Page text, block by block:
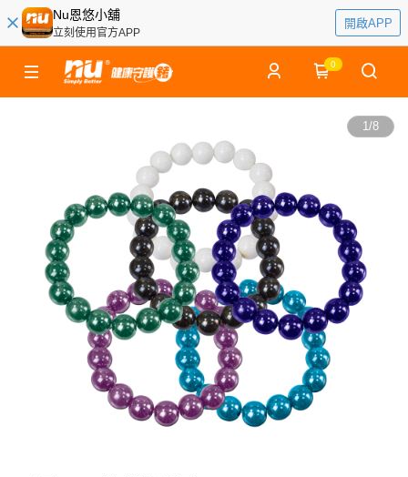
Nu恩悠小舖
立刻使用官方APP
開啟APP
0
1/8